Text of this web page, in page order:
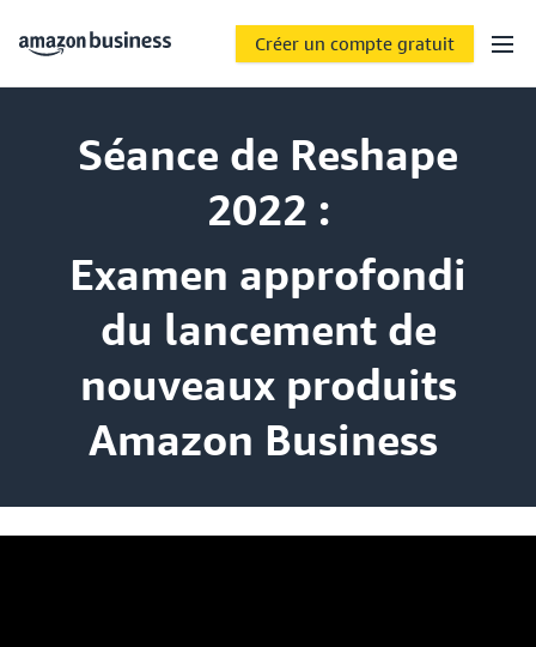
Créer un compte gratuit
Séance de Reshape
2022 :
Examen approfondi
du lancement de
nouveaux produits
Amazon Business